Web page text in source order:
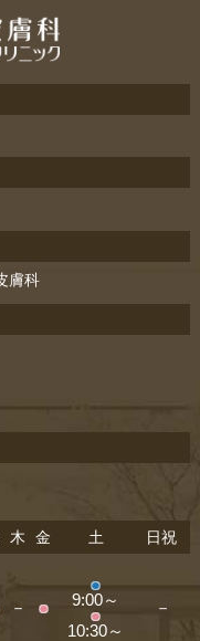
牧野皮膚科形成外
膚科
木 金 土 日祝
－ ●
●
9:00～
●
10:30～
－